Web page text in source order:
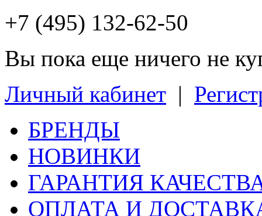
+7 (495) 132-62-50
Вы пока еще ничего не
Личный кабинет |
БРЕНДЫ
НОВИНКИ
ГАРАНТИЯ
ОПЛАТА И